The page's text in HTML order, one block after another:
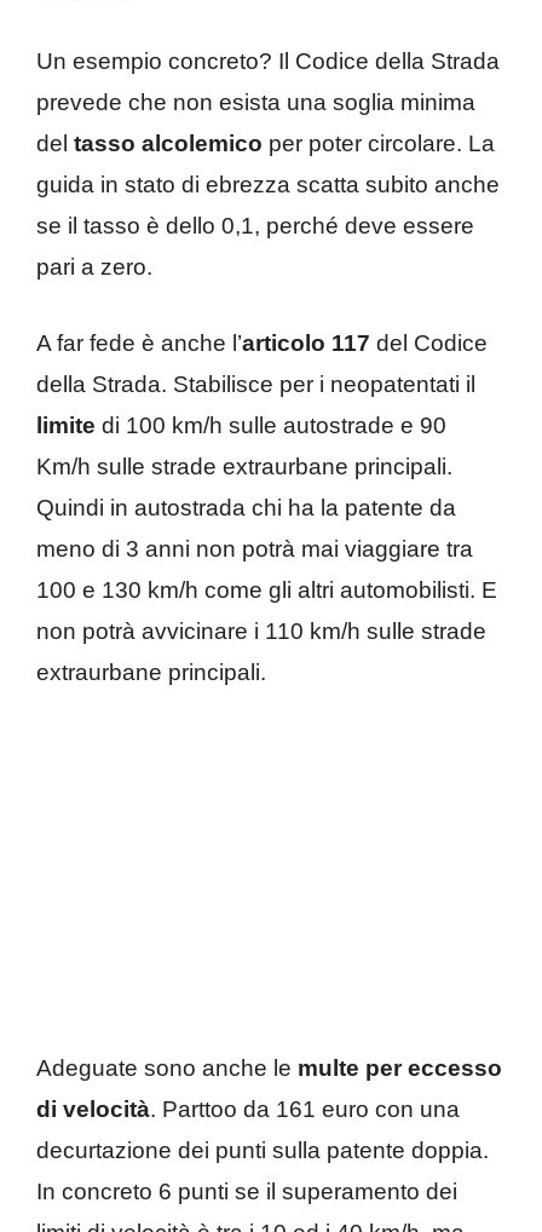
Un esempio concreto? Il Codice della Strada
prevede che non esista una soglia minima
del tasso alcolemico per poter circolare. La
guida in stato di ebrezza scatta subito anche
se il tasso è dello 0,1, perché deve essere
pari a zero.
A far fede è anche l’articolo 117 del Codice
della Strada. Stabilisce per i neopatentati il
limite di 100 km/h sulle autostrade e 90
Km/h sulle strade extraurbane principali.
Quindi in autostrada chi ha la patente da
meno di 3 anni non potrà mai viaggiare tra
100 e 130 km/h come gli altri automobilisti. E
non potrà avvicinare i 110 km/h sulle strade
extraurbane principali.
Adeguate sono anche le multe per eccesso
di velocità. Parttoo da 161 euro con una
decurtazione dei punti sulla patente doppia.
In concreto 6 punti se il superamento dei